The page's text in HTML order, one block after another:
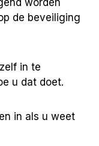
de beveiliging
in te
u dat doet.
in als u weet